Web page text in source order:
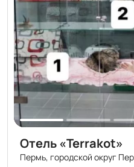
Отель «Terrakot»
Пермь, городской округ